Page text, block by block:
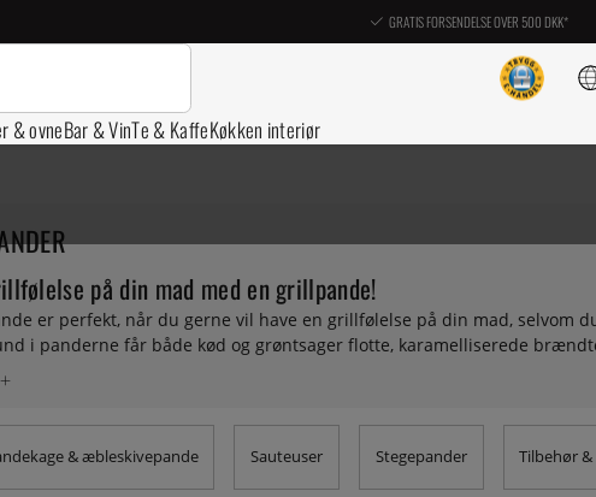
GRATIS FORSENDELSE OVER 500 DKK*
& ovneBar & VinTe & KaffeKøkken interiør
på din mad med en grillpande!
er perfekt, når du gerne vil have en grillfølelse på din mad, selvom
i panderne får både kød og grøntsager flotte, karamelliserede
dig, der gerne vil spise grillet hele året rundt, men ikke altid har tid eller
resultat, der får dig til at tænke på sommeren. Forvirret? Læs
& æbleskivepande Sauteuser Stegepander Tilbehør &